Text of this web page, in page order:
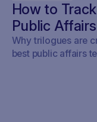
How to
Public
Why trilogues are
best public affairs